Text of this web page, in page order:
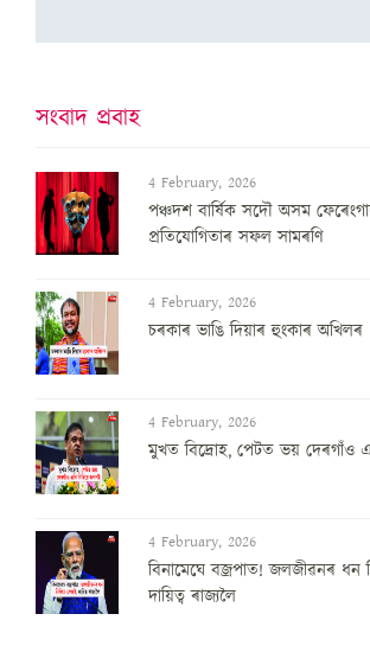
সংবাদ প্ৰবাহ
4 February, 2026
পঞ্চদশ বার্ষিক সদৌ অসম
প্রতিযোগিতাৰ সফল সামৰণি
4 February, 2026
চৰকাৰ ভাঙি দিয়াৰ হুংকাৰ অখিলৰ
4 February, 2026
মুখত বিদ্ৰোহ, পেটত ভয় দেৰগাঁও
4 February, 2026
বিনামেঘে বজ্ৰপাত! জলজীৱনৰ ধন
দায়িত্ব ৰাজ্যলৈ